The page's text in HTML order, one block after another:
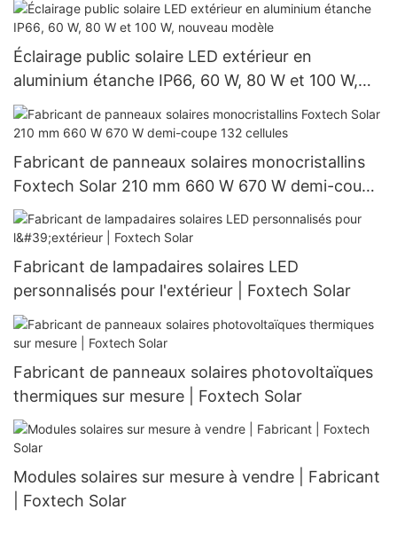
Éclairage public solaire LED extérieur en
aluminium étanche IP66, 60 W, 80 W et 100 W,
nouveau modèle
Fabricant de panneaux solaires monocristallins
Foxtech Solar 210 mm 660 W 670 W demi-coupe
132 cellules
Fabricant de lampadaires solaires LED
personnalisés pour l'extérieur | Foxtech Solar
Fabricant de panneaux solaires photovoltaïques
thermiques sur mesure | Foxtech Solar
Modules solaires sur mesure à vendre | Fabricant
| Foxtech Solar